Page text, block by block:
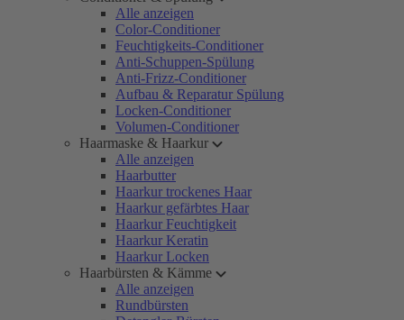
Alle anzeigen
Color-Conditioner
Feuchtigkeits-Conditioner
Anti-Schuppen-Spülung
Anti-Frizz-Conditioner
Aufbau & Reparatur Spülung
Locken-Conditioner
Volumen-Conditioner
Haarmaske & Haarkur
Alle anzeigen
Haarbutter
Haarkur trockenes Haar
Haarkur gefärbtes Haar
Haarkur Feuchtigkeit
Haarkur Keratin
Haarkur Locken
Haarbürsten & Kämme
Alle anzeigen
Rundbürsten